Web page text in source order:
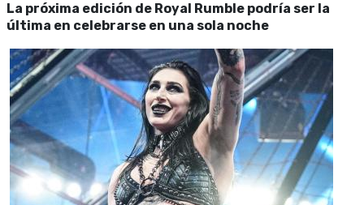
La próxima edición de Royal Rumble podría ser la
última en celebrarse en una sola noche